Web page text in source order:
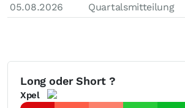
05.08.2026
Quartalsmitteilung
Long oder Short ?
Xpel